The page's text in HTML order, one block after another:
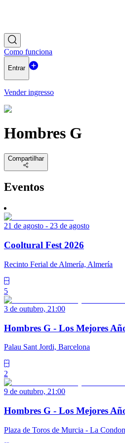
Como funciona
Entrar
Vender ingresso
Hombres G
Compartilhar
Eventos
21 de agosto - 23 de agosto
Cooltural Fest 2026
Recinto Ferial de Almería, Almería
5
3 de outubro, 21:00
Hombres G - Los Mejores
Palau Sant Jordi, Barcelona
2
9 de outubro, 21:00
Hombres G - Los Mejores
Plaza de Toros de Murcia - La